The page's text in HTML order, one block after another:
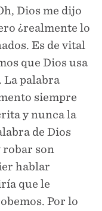
Dios me dijo
¿realmente lo
Es de vital
que Dios usa
La palabra
siempre
y nunca la
de Dios
son
hablar
que le
Por lo